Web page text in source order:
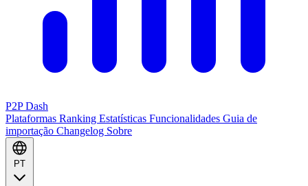
P2P Dash
Plataformas Ranking Estatísticas Funcionalidades Guia de
importação Changelog Sobre
PT